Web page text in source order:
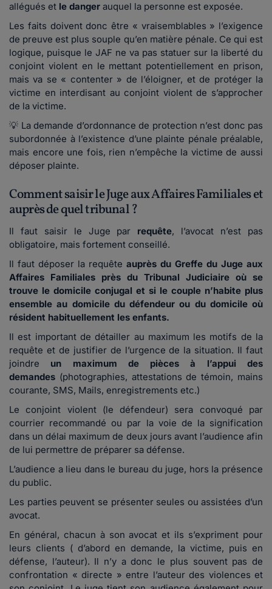
allégués et le danger auquel la personne est exposée.
Les faits doivent donc être « vraisemblables » l’exigence
de preuve est plus souple qu’en matière pénale. Ce qui est
logique, puisque le JAF ne va pas statuer sur la liberté du
conjoint violent en le mettant potentiellement en prison,
mais va se « contenter » de l’éloigner, et de protéger la
victime en interdisant au conjoint violent de s’approcher
de la victime.
💡 La demande d’ordonnance de protection n’est donc pas
subordonnée à l’existence d’une plainte pénale préalable,
mais encore une fois, rien n’empêche la victime de aussi
déposer plainte.
Comment saisir le Juge aux Affaires Familiales et
auprès de quel tribunal ?
Il faut saisir le Juge par requête, l’avocat n’est pas
obligatoire, mais fortement conseillé.
Il faut déposer la requête auprès du Greffe du Juge aux
Affaires Familiales près du Tribunal Judiciaire où se
trouve le domicile conjugal et si le couple n’habite plus
ensemble au domicile du défendeur ou du domicile où
résident habituellement les enfants.
Il est important de détailler au maximum les motifs de la
requête et de justifier de l’urgence de la situation. Il faut
joindre un maximum de pièces à l’appui des
demandes (photographies, attestations de témoin, mains
courante, SMS, Mails, enregistrements etc.)
Le conjoint violent (le défendeur) sera convoqué par
courrier recommandé ou par la voie de la signification
dans un délai maximum de deux jours avant l’audience afin
de lui permettre de préparer sa défense.
L’audience a lieu dans le bureau du juge, hors la présence
du public.
Les parties peuvent se présenter seules ou assistées d’un
avocat.
En général, chacun à son avocat et ils s’expriment pour
leurs clients ( d’abord en demande, la victime, puis en
défense, l’auteur). Il n’y a donc le plus souvent pas de
confrontation « directe » entre l’auteur des violences et